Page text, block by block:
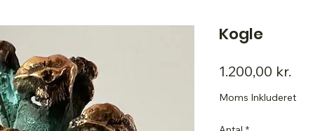
Kogle
1.200,00 kr.
Moms Inkluderet